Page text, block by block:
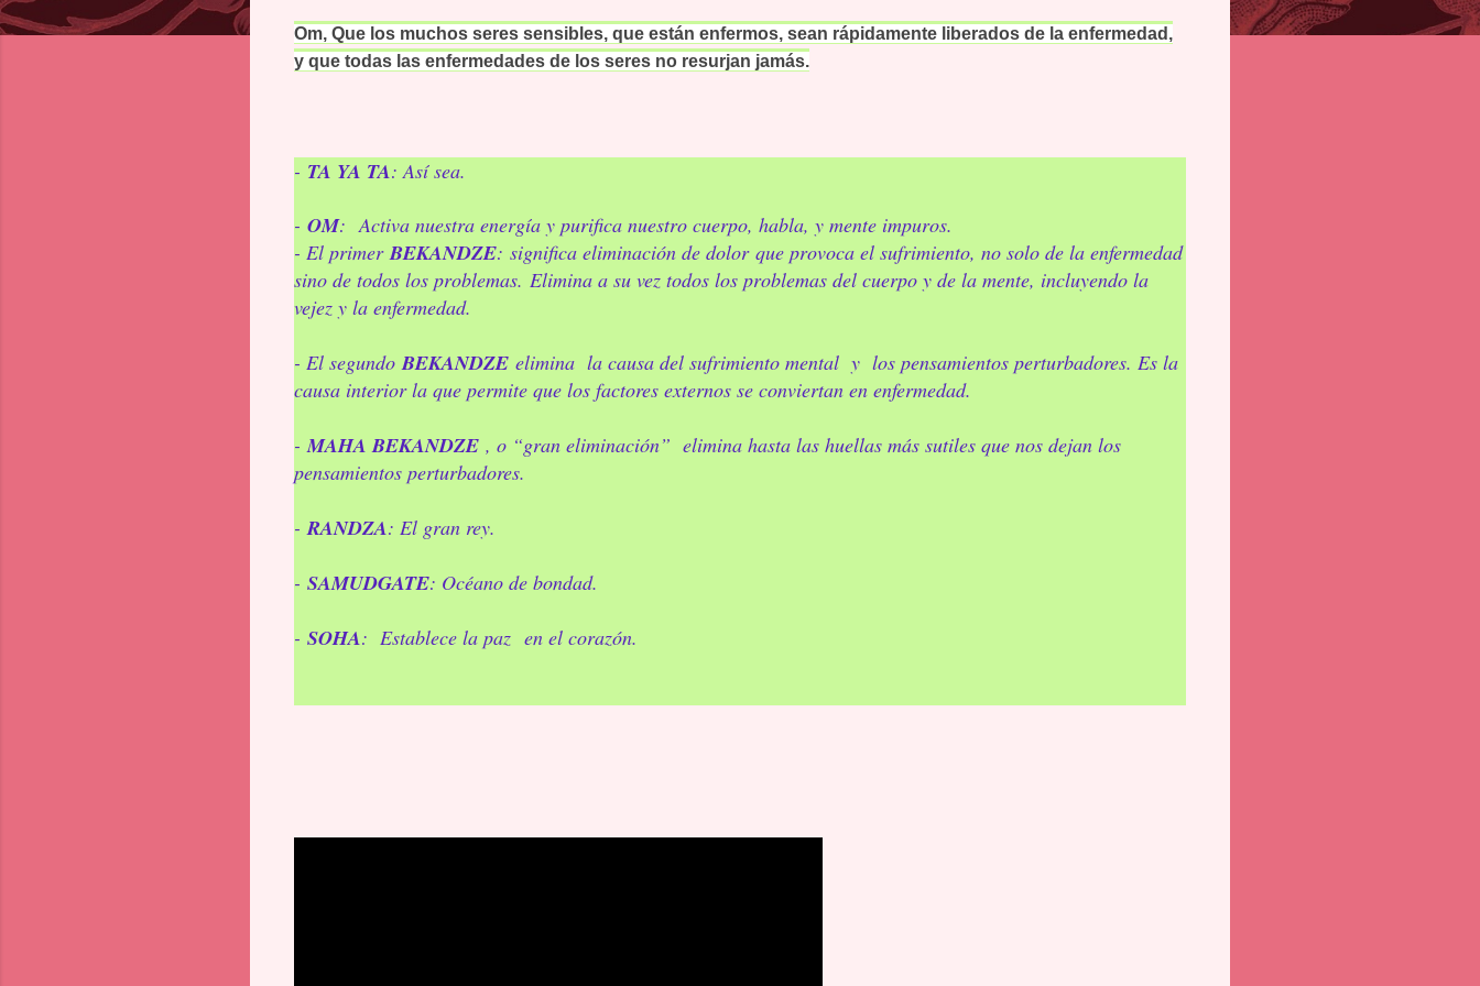
Om, Que los muchos seres sensibles, que están enfermos, sean rápidamente liberados de la enfermedad,
y que todas las enfermedades de los seres no resurjan jamás.
- TA YA TA: Así sea.
- OM: Activa nuestra energía y purifica nuestro cuerpo, habla, y mente impuros.
- El primer BEKANDZE: significa eliminación de dolor que provoca el sufrimiento, no solo de la enfermedad
sino de todos los problemas. Elimina a su vez todos los problemas del cuerpo y de la mente, incluyendo la
vejez y la enfermedad.
- El segundo BEKANDZE elimina la causa del sufrimiento mental y los pensamientos perturbadores. Es la
causa interior la que permite que los factores externos se conviertan en enfermedad.
- MAHA BEKANDZE , o “gran eliminación” elimina hasta las huellas más sutiles que nos dejan los
pensamientos perturbadores.
- RANDZA: El gran rey.
- SAMUDGATE: Océano de bondad.
- SOHA: Establece la paz en el corazón.